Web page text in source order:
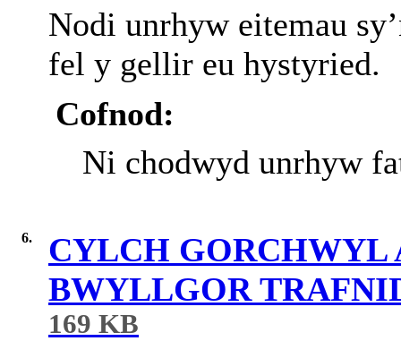
Nodi unrhyw eitemau
fel y gellir eu hystyried.
Cofnod:
Ni chodwyd unrhyw
6.
CYLCH GORCHWYL
BWYLLGOR
169 KB